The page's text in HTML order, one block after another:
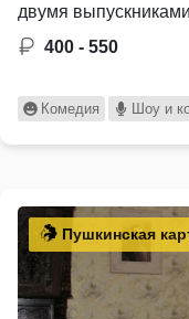
двумя
400 - 550
Комедия Шоу и
Пушкинская